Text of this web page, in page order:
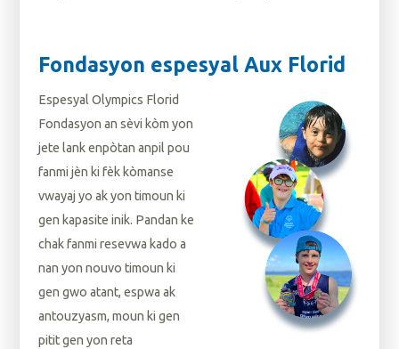
Fondasyon espesyal Aux Florid
Espesyal Olympics Florid
Fondasyon an sèvi kòm yon
jete lank enpòtan anpil pou
fanmi jèn ki fèk kòmanse
vwayaj yo ak yon timoun ki
gen kapasite inik. Pandan ke
chak fanmi resevwa kado a
nan yon nouvo timoun ki
gen gwo atant, espwa ak
antouzyasm, moun ki gen
pitit gen yon reta